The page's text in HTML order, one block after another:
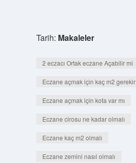
Tarih: Makaleler
2 eczacı Ortak eczane Açabilir mi
Eczane açmak için kaç m2 gerekir
Eczane açmak için kota var mı
Eczane cirosu ne kadar olmalı
Eczane kaç m2 olmalı
Eczane zemini nasıl olmalı